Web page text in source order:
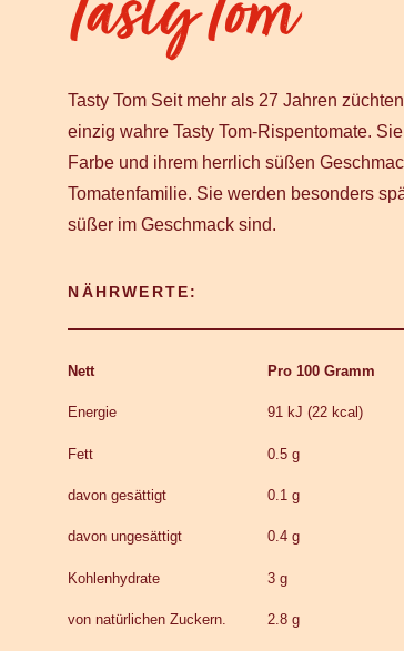
Tasty Tom
Tasty Tom Seit mehr als 27 Jahren
einzig wahre Tasty Tom-Rispentomate.
Farbe und ihrem herrlich süßen
Tomatenfamilie. Sie werden besonders
süßer im Geschmack sind.
NÄHRWERTE:
Nett
Energie
Fett
davon gesättigt
davon ungesättigt
Kohlenhydrate
von natürlichen Zuckern.
Pro 100 Gramm
91 kJ (22 kcal)
0.5 g
0.1 g
0.4 g
3 g
2.8 g